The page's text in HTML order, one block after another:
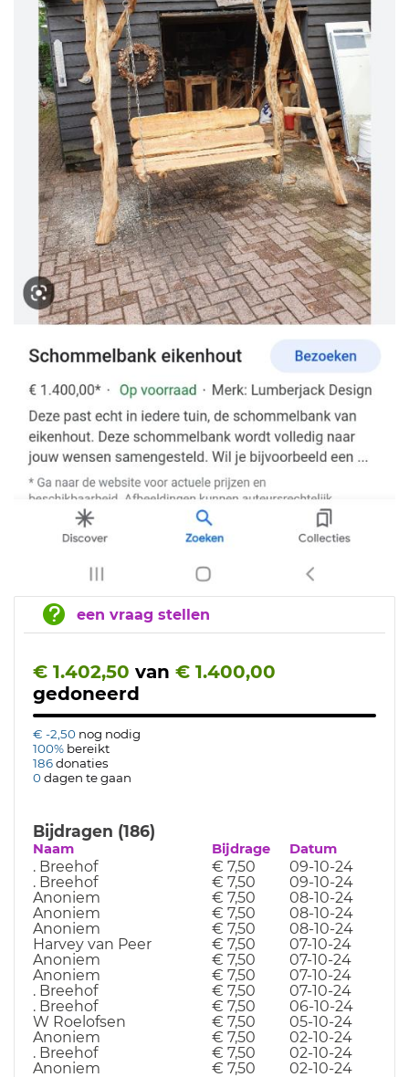
een vraag stellen
€ 1.402,50 van € 1.400,00
gedoneerd
€ -2,50 nog nodig
100% bereikt
186donaties
0dagen te gaan
Bijdragen (186)
Naam Bijdrage Datum
. Breehof € 7,50
09-10-24
. Breehof
€ 7,50
09-10-24
Anoniem
€ 7,50
08-10-24
Anoniem
€ 7,50
08-10-24
Anoniem
€ 7,50
08-10-24
Harvey van Peer
€ 7,50
07-10-24
Anoniem
€ 7,50
07-10-24
Anoniem
€ 7,50
07-10-24
. Breehof
€ 7,50
07-10-24
. Breehof
€ 7,50
06-10-24
W Roelofsen
€ 7,50
05-10-24
Anoniem
€ 7,50
02-10-24
. Breehof
€ 7,50
02-10-24
Anoniem
€ 7,50
02-10-24